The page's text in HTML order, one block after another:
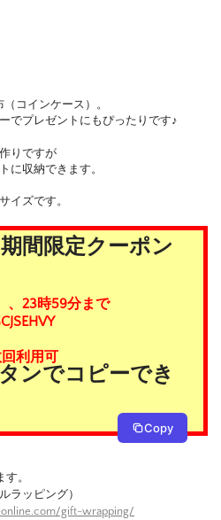
コインケース）。
でプレゼントにもぴったりです♪
りですが
に収納できます。
イズです。
間限定クーポン
、23時59分まで
利用可
ンでコピーでき
Copy
。
ラッピング）
gift-wrapping/